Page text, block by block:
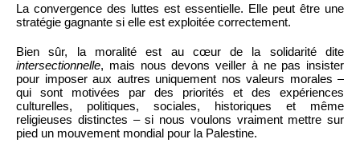
La convergence des luttes est essentielle. Elle peut être une
stratégie gagnante si elle est exploitée correctement.
Bien sûr, la moralité est au cœur de la solidarité dite
intersectionnelle, mais nous devons veiller à ne pas insister
pour imposer aux autres uniquement nos valeurs morales –
qui sont motivées par des priorités et des expériences
culturelles, politiques, sociales, historiques et même
religieuses distinctes – si nous voulons vraiment mettre sur
pied un mouvement mondial pour la Palestine.